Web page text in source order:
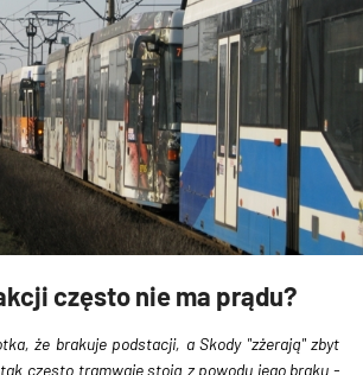
często nie ma prądu?
że brakuje podstacji, a Skody "zżerają" zbyt
często tramwaje stoją z powodu jego braku -